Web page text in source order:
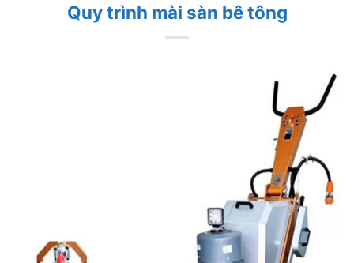
Quy trình mài sàn bê tông